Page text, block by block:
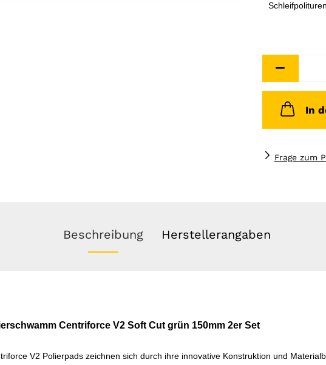
Schleifpolituren
In
Frage zum
Beschreibung Herstellerangaben
Centriforce V2 Soft Cut grün 150mm 2er Set
V2 Polierpads zeichnen sich durch ihre innovative Konstruktion und